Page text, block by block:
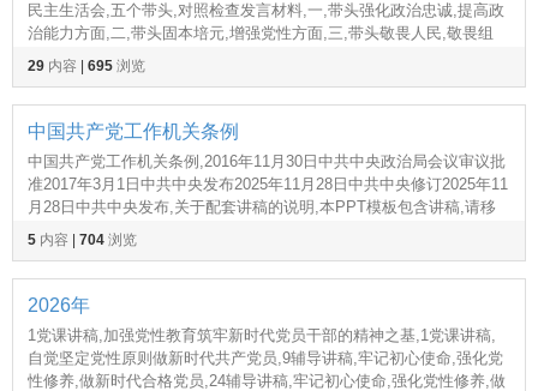
民主生活会,五个带头,对照检查发言材料,一,带头强化政治忠诚,提高政
治能力方面,二,带头固本培元,增强党性方面,三,带头敬畏人民,敬畏组
织,敬畏法纪方面,四,带头干事创业,12025年领导班子民主生活会对照检
视剖析材料,12025年
29 内容 695 浏览
中国共产党工作机关条例
中国共产党工作机关条例,2016年11月30日中共中央政治局会议审议批
准2017年3月1日中共中央发布2025年11月28日中共中央修订2025年11
月28日中共中央发布,关于配套讲稿的说明,本PPT模板包含讲稿,请移
至最后1页查阅,复制,党的工作机关首先是政治机关,2025新修订版中国
共产党工作机
5 内容 704 浏览
2026年
1党课讲稿,加强党性教育筑牢新时代党员干部的精神之基,1党课讲稿,
自觉坚定党性原则做新时代共产党员,9辅导讲稿,牢记初心使命,强化党
性修养,做新时代合格党员,24辅导讲稿,牢记初心使命,强化党性修养,做